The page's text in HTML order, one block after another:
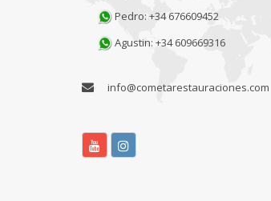
Pedro: +34 676609452
Agustin: +34 609669316
info@cometarestauraciones.com